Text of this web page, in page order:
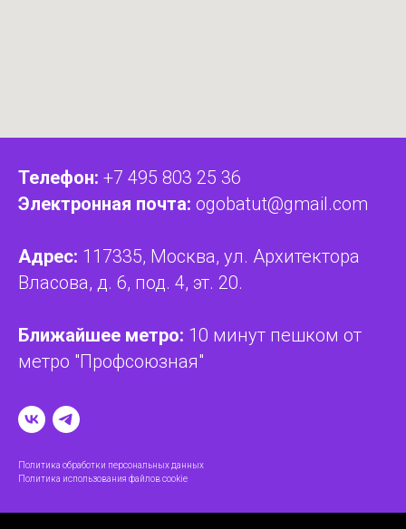
Телефон: +7 495 803 25 36
Электронная почта: ogobatut@gmail.com
Адрес: 117335, Москва, ул. Архитектора
Власова, д. 6, под. 4, эт. 20.
Ближайшее метро: 10 минут пешком от
метро "Профсоюзная"
Политика обработки персональных данных
Политика использования файлов cookie